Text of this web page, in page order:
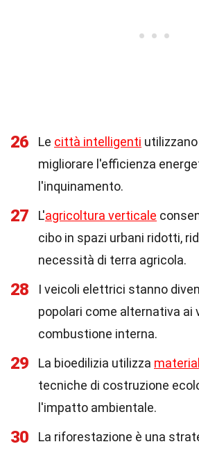
26 Le città intelligenti
migliorare l'efficienza
l'inquinamento.
27 L'agricoltura verticale
cibo in spazi urbani ridotti,
necessità di terra agricola.
28
I veicoli elettrici stanno
popolari come alternativa ai
combustione interna.
29 La bioedilizia utilizza
tecniche di costruzione
l'impatto ambientale.
30
La riforestazione è una